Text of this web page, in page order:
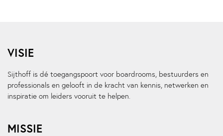
VISIE
Sijthoff is dé toegangspoort voor boardrooms, bestuurders en
professionals en gelooft in de kracht van kennis, netwerken en
inspiratie om leiders vooruit te helpen.
MISSIE